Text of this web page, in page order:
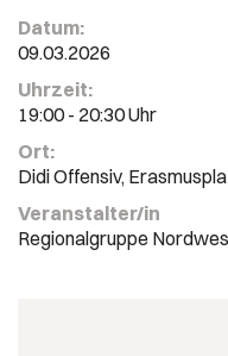
Datum:
09.03.2026
Uhrzeit:
19:00 - 20:30 Uhr
Ort:
Didi Offensiv,
Veranstalter/in
Regionalgruppe